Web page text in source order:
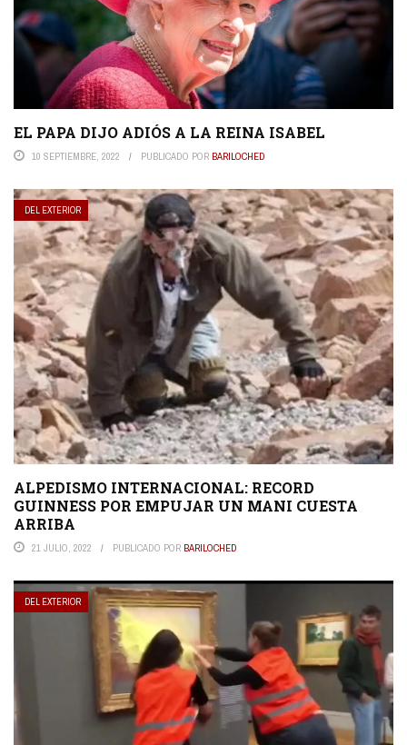
EL PAPA DIJO ADIÓS A LA REINA ISABEL
10 SEPTIEMBRE, 2022 PUBLICADO POR BARILOCHED
DEL EXTERIOR
ALPEDISMO INTERNACIONAL: RECORD
GUINNESS POR EMPUJAR UN MANI CUESTA
ARRIBA
21 JULIO, 2022 PUBLICADO POR BARILOCHED
DEL EXTERIOR